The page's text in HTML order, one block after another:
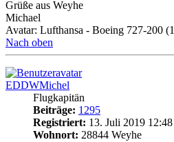
Grüße aus Weyhe
Michael
Avatar: Lufthansa - Boeing 727-200
Nach oben
EDDWMichel
Flugkapitän
Beiträge: 1295
Registriert: 13. Juli 2019 12:48
Wohnort: 28844 Weyhe